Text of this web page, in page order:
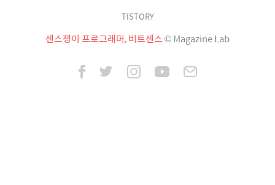
TISTORY
센스쟁이 프로그래머, 비트센스© Magazine Lab